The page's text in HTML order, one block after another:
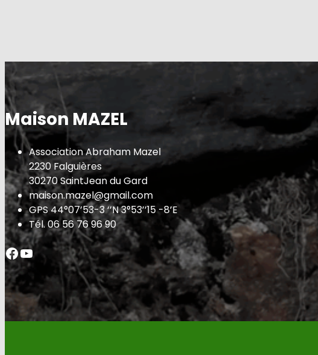
Maison MAZEL
Association Abraham Mazel
2230 Falguières
30270 SaintJean du Gard
maison.mazel@gmail.com
GPS 44°07’53-3 ‘’N 3°53’’15 -8’E
Tél. 06 56 76 96 90
Facebook YouTube